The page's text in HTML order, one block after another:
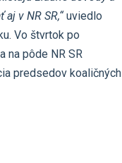
v NR SR,“uviedlo
Vo štvrtok po
na pôde NR SR
predsedov koaličných